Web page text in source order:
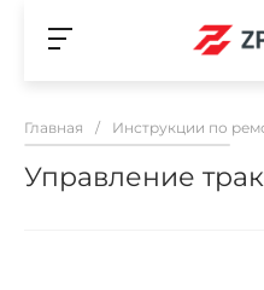
Главная / Инструкции по
Управление